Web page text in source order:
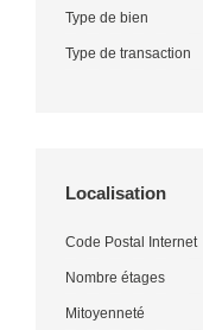
Type de bien
Type de transaction
Localisation
Code Postal Internet
Nombre étages
Mitoyenneté